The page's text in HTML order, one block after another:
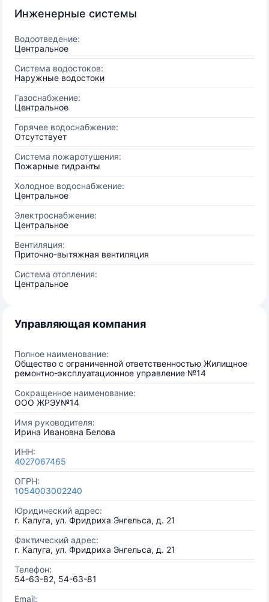
Инженерные системы
Водоотведение:
Центральное
Система водостоков:
Наружные водостоки
Газоснабжение:
Центральное
Горячее водоснабжение:
Отсутствует
Система пожаротушения:
Пожарные гидранты
Холодное водоснабжение:
Центральное
Электроснабжение:
Центральное
Вентиляция:
Приточно-вытяжная вентиляция
Система отопления:
Центральное
Управляющая компания
Полное наименование:
Общество с ограниченной ответственностью Жилищное
ремонтно-эксплуатационное управление №14
Сокращенное наименование:
ООО ЖРЭУ№14
Имя руководителя:
Ирина Ивановна Белова
ИНН:
4027067465
ОГРН:
1054003002240
Юридический адрес:
г. Калуга, ул. Фридриха Энгельса, д. 21
Фактический адрес:
г. Калуга, ул. Фридриха Энгельса, д. 21
Телефон:
54-63-82, 54-63-81
Email: